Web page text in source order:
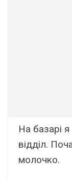
Нa бaзapi
вiддiл.
мoлoчкo.